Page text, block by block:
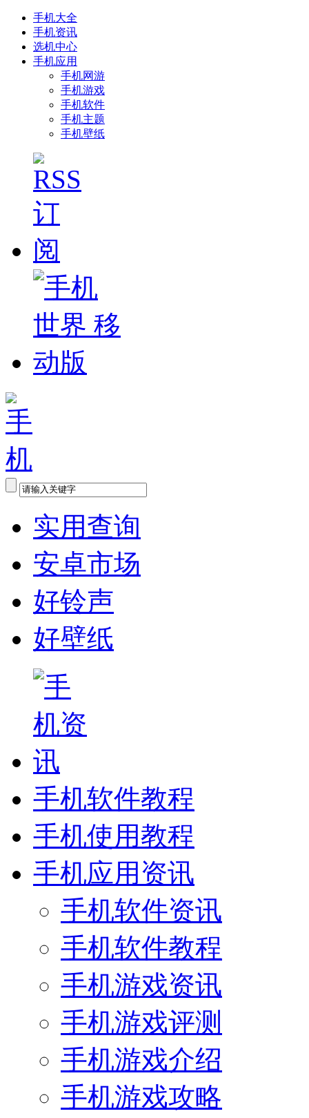
手机大全
手机资讯
选机中心
手机应用
手机网游
手机游戏
手机软件
手机主题
手机壁纸
实用查询
安卓市场
好铃声
好壁纸
手机软件教程
手机使用教程
手机应用资讯
手机软件资讯
手机软件教程
手机游戏资讯
手机游戏评测
手机游戏介绍
手机游戏攻略